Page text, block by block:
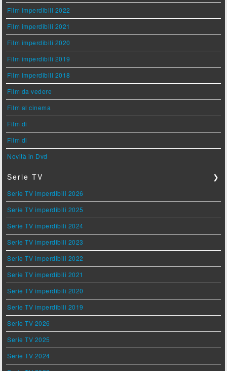
Film imperdibili 2022
Film imperdibili 2021
Film imperdibili 2020
Film imperdibili 2019
Film imperdibili 2018
Film da vedere
Film al cinema
Film di
Film di
Novità in Dvd
Serie TV ❯
Serie TV imperdibili 2026
Serie TV imperdibili 2025
Serie TV imperdibili 2024
Serie TV imperdibili 2023
Serie TV imperdibili 2022
Serie TV imperdibili 2021
Serie TV imperdibili 2020
Serie TV imperdibili 2019
Serie TV 2026
Serie TV 2025
Serie TV 2024